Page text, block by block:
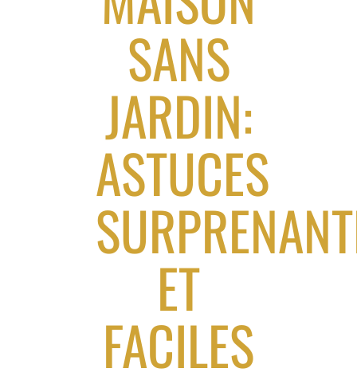
SANS
JARDIN:
ASTUCES
ET
FACILES